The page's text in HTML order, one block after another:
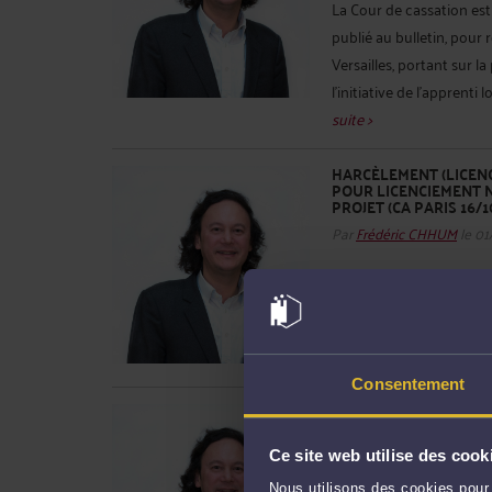
Consentement
Ce site web utilise des
Nous utilisons des cookies
La Cour de cassation
publié au bulletin, pour
Versailles, portant sur
l’initiative de l’apprenti
suite >
HARCÈLEMENT
POUR LICENCIEMENT
PROJET (CA PARIS
Par Frédéric CHHUMle
pour atteinte portée à la
LICENCIEMENT NUL
AVOCATS CITÉ DANS
ParFrédéric CHHUMle